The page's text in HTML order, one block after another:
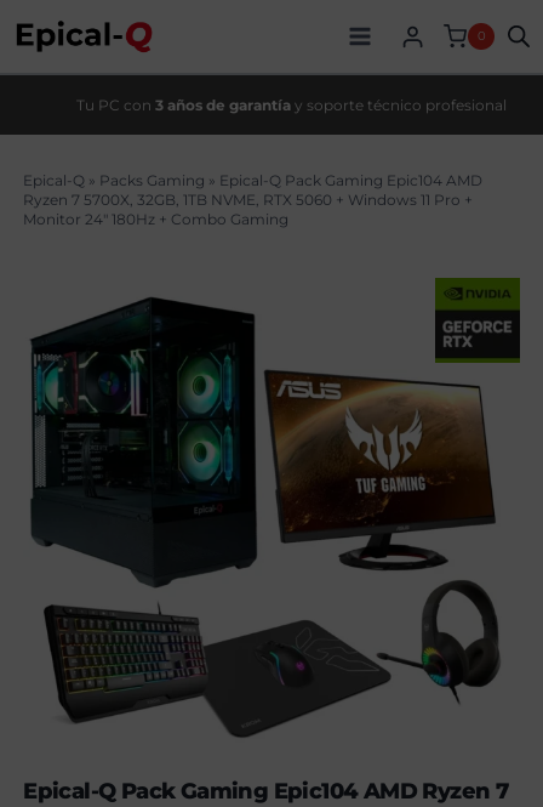
contenido
0
Tu PC con 3 años de garantía y soporte técnico profesional
Epical-Q » Packs Gaming » Epical-Q Pack Gaming Epic104 AMD
Ryzen 7 5700X, 32GB, 1TB NVME, RTX 5060 + Windows 11 Pro +
Monitor 24″ 180Hz + Combo Gaming
Epical-Q Pack Gaming Epic104 AMD Ryzen 7